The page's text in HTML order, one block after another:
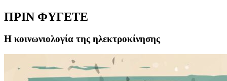
ΠΡΙΝ ΦΥΓΕΤΕ
Η κοινωνιολογία της ηλεκτροκίνησης